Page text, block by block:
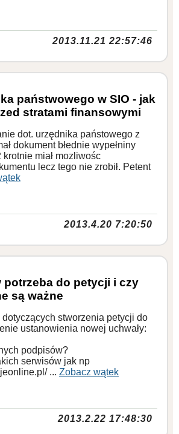
2013.11.21 22:57:46
państwowego w SIO - jak
stratami finansowymi
dot. urzędnika państowego z
dokument błednie wypełniny
krotnie miał mozliwośc
lecz tego nie zrobił. Petent
2013.4.20 7:20:50
potrzeba do petycji i czy
są ważne
stworzenia petycji do
ustanowienia nowej uchwały:
podpisów?
serwisów jak np
... Zobacz wątek
2013.2.22 17:48:30